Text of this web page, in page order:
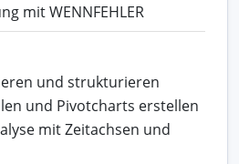
mit WENNFEHLER
und strukturieren
und Pivotcharts erstellen
mit Zeitachsen und